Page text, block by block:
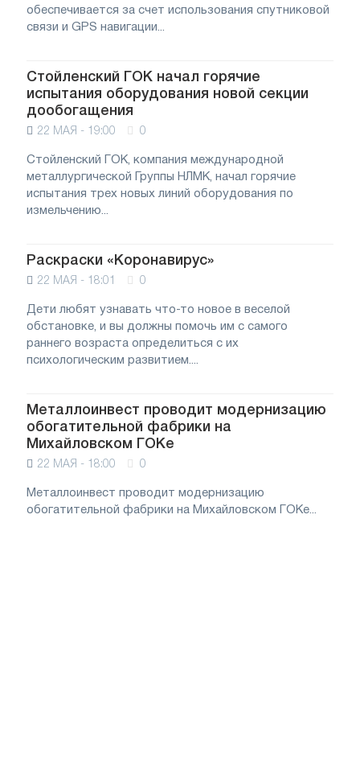
обеспечивается за счет использования спутниковой
связи и GPS навигации...
Стойленский ГОК начал горячие
испытания оборудования новой секции
дообогащения
22 МАЯ - 19:00 0
Стойленский ГОК, компания международной
металлургической Группы НЛМК, начал горячие
испытания трех новых линий оборудования по
измельчению...
Раскраски «Коронавирус»
22 МАЯ - 18:01 0
Дети любят узнавать что-то новое в веселой
обстановке, и вы должны помочь им с самого
раннего возраста определиться с их
психологическим развитием....
Металлоинвест проводит модернизацию
обогатительной фабрики на
Михайловском ГОКе
22 МАЯ - 18:00 0
Металлоинвест проводит модернизацию
обогатительной фабрики на Михайловском ГОКе...